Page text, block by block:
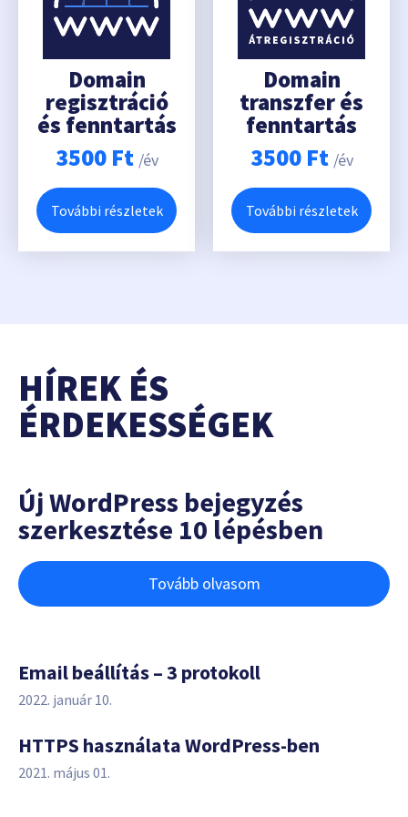
Domain
regisztráció
és fenntartás
3500 Ft /év
További részletek
Domain
transzfer és
fenntartás
3500 Ft /év
További részletek
HÍREK ÉS
ÉRDEKESSÉGEK
Új WordPress bejegyzés
szerkesztése 10 lépésben
Tovább olvasom
Email beállítás – 3 protokoll
2022. január 10.
HTTPS használata WordPress-ben
2021. május 01.